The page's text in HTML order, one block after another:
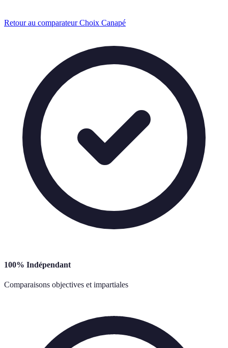
Retour au comparateur Choix Canapé
100% Indépendant
Comparaisons objectives et impartiales